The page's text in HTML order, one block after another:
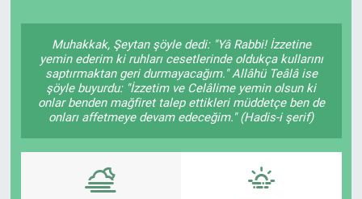
Muhakkak, Şeytan şöyle dedi: "Yâ Rabbi! İzzetine
yemin ederim ki ruhları cesetlerinde oldukça kullarını
saptırmaktan geri durmayacağım." Allâhü Teâlâ ise
şöyle buyurdu: "İzzetim ve Celâlime yemin olsun ki
onlar benden mağfiret talep ettikleri müddetçe ben de
onları affetmeye devam edeceğim." (Hadis-i şerif)
Bilecik
Kütahya
Gezi